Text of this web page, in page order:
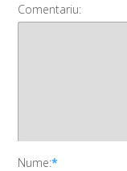
Comentariu:
Nume:*